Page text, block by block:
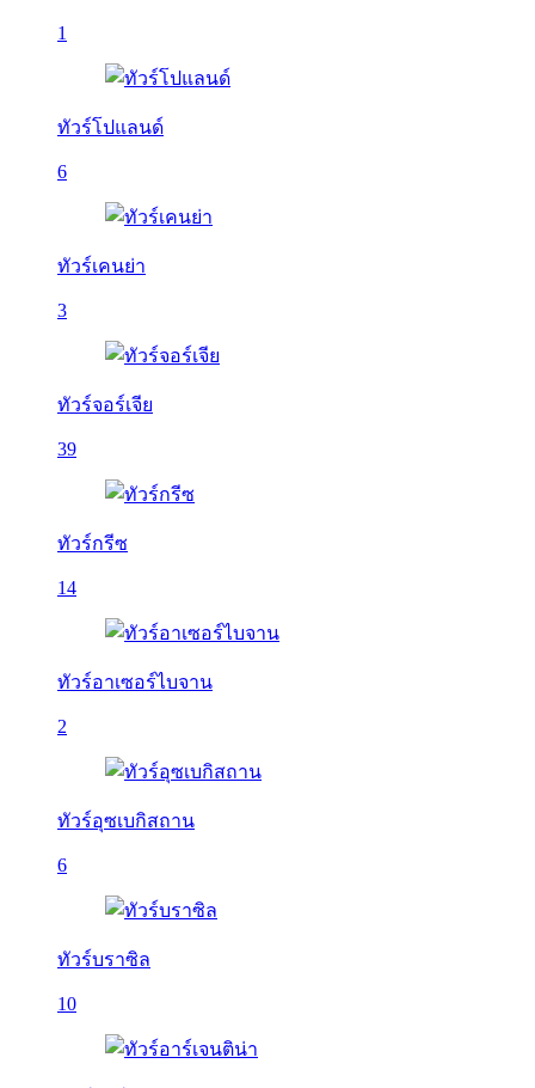
1
ทัวร์โปแลนด์
6
ทัวร์เคนย่า
3
ทัวร์จอร์เจีย
39
ทัวร์กรีซ
14
ทัวร์อาเซอร์ไบจาน
2
ทัวร์อุซเบกิสถาน
6
ทัวร์บราซิล
10